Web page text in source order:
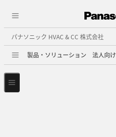
パナソニック HVAC & CC 株式会社
製品・ソリューション 法人向け